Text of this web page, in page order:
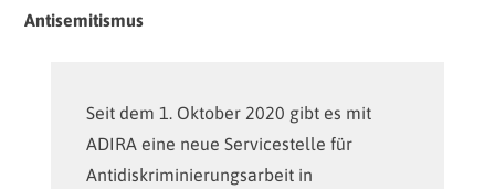
Antisemitismus
Seit dem 1. Oktober 2020 gibt es mit
ADIRA eine neue Servicestelle für
Antidiskriminierungsarbeit in